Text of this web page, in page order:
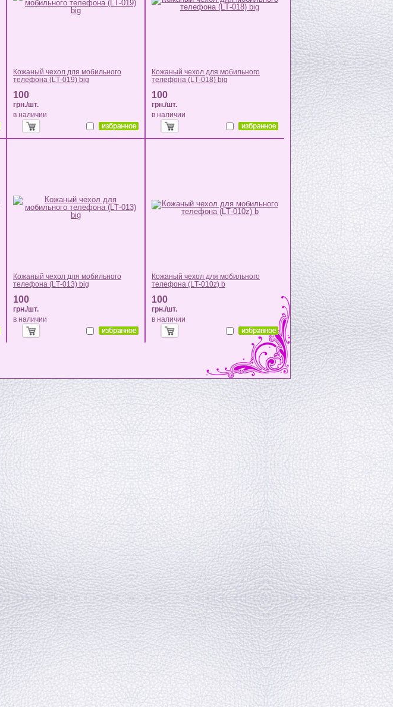
Кожаный чехол для мобильного
телефона (LТ-019) big
100
грн./шт.
в наличии
Кожаный чехол для мобильного
телефона (LТ-018) big
100
грн./шт.
в наличии
Кожаный чехол для мобильного
телефона (LТ-013) big
100
грн./шт.
в наличии
Кожаный чехол для мобильного
телефона (LТ-010z) b
100
грн./шт.
в наличии